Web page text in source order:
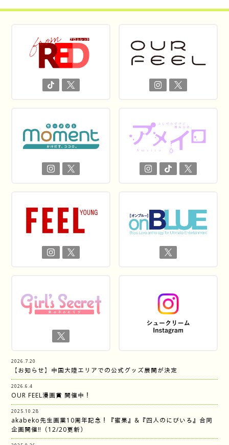
2026.7.20
【お知らせ】中国大陸エリアでの公式グッズ展開が決定
2026.6.4
OUR FEEL漫画賞 開催中！
2025.10.28
akabeko先生画業10周年記念！『蜜果』&『四人のにびいろ』合同
企画開催‼︎（12/20更新）